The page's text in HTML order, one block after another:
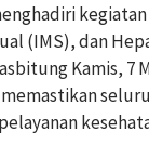
(IMS), dan
Kamis, 7